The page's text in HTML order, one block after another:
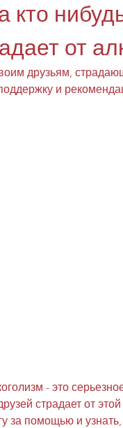
кто
от
друзьям,
и
- это
страдает от
за помощью и